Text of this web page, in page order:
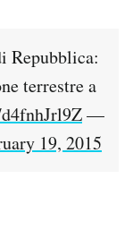
Repubblica:
terrestre a
—
19, 2015